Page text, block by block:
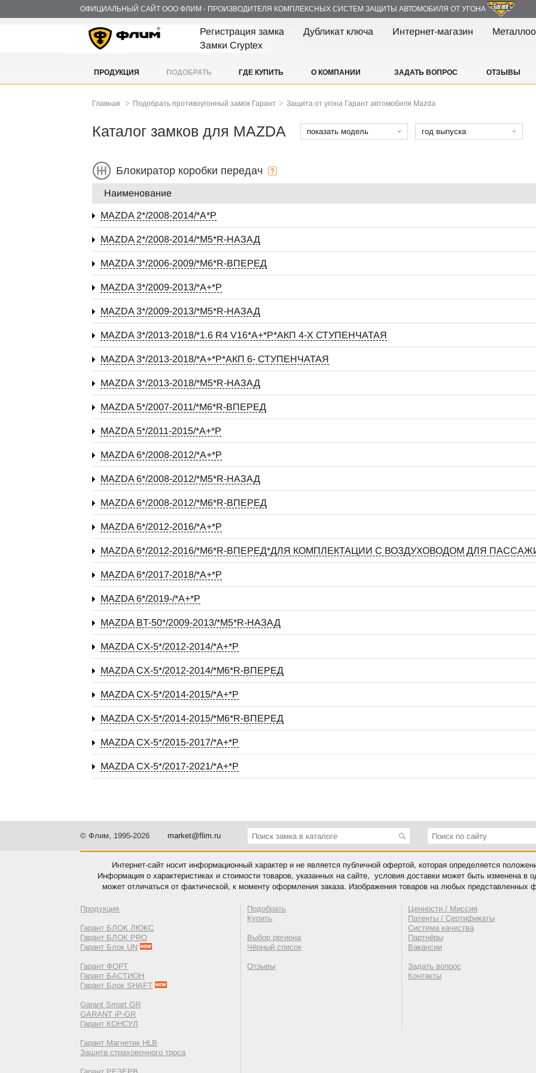
ОФИЦИАЛЬНЫЙ САЙТ ООО ФЛИМ - ПРОИЗВОДИТЕЛЯ КОМПЛЕКСНЫХ СИСТЕМ ЗАЩИТЫ АВТОМОБИЛЯ ОТ УГОНА
Регистрация замка Дубликат ключа Интернет-магазин
Замки Cryptex
ПРОДУКЦИЯ ПОДОБРАТЬ ГДЕ КУПИТЬ О КОМПАНИИ ЗАДАТЬ ВОПРОС ОТЗЫВЫ
Главная > Подобрать противоугонный замок Гарант > Защита от угона Гарант автомобиля Mazda
Каталог замков для MAZDA показать модель год выпуска
Блокиратор коробки передач
Наименование
MAZDA 2*/2008-2014/*А*P
MAZDA 2*/2008-2014/*М5*R-НАЗАД
MAZDA 3*/2006-2009/*М6*R-ВПЕРЕД
MAZDA 3*/2009-2013/*А+*P
MAZDA 3*/2009-2013/*М5*R-НАЗАД
MAZDA 3*/2013-2018/*1.6 R4 V16*А+*P*АКП 4-Х СТУПЕНЧАТАЯ
MAZDA 3*/2013-2018/*А+*P*АКП 6- СТУПЕНЧАТАЯ
MAZDA 3*/2013-2018/*М5*R-НАЗАД
MAZDA 5*/2007-2011/*М6*R-ВПЕРЕД
MAZDA 5*/2011-2015/*А+*P
MAZDA 6*/2008-2012/*А+*P
MAZDA 6*/2008-2012/*М5*R-НАЗАД
MAZDA 6*/2008-2012/*М6*R-ВПЕРЕД
MAZDA 6*/2012-2016/*А+*P
MAZDA 6*/2012-2016/*М6*R-ВПЕРЕД*ДЛЯ КОМПЛЕКТАЦИИ С ВОЗДУХОВОДОМ ДЛЯ
MAZDA 6*/2017-2018/*А+*P
MAZDA 6*/2019-/*А+*P
MAZDA BT-50*/2009-2013/*М5*R-НАЗАД
MAZDA CX-5*/2012-2014/*А+*P
MAZDA CX-5*/2012-2014/*М6*R-ВПЕРЕД
MAZDA CX-5*/2014-2015/*А+*P
MAZDA CX-5*/2014-2015/*М6*R-ВПЕРЕД
MAZDA CX-5*/2015-2017/*А+*P
MAZDA CX-5*/2017-2021/*А+*P
© Флим, 1995-2026 market@flim.ru
Интернет-сайт носит информационный характер и не является публичной офертой, которая определяется
Информация о характеристиках и стоимости товаров, указанных на сайте, условия доставки может быть изменена
может отличаться от фактической, к моменту оформления заказа. Изображения товаров на любых представленных
Продукция
Гарант БЛОК ЛЮКС
Гарант БЛОК PRO
Гарант Блок UN
Гарант ФОРТ
Гарант БАСТИОН
Гарант Блок SHAFT
Garant Smart GR
GARANT iP-GR
Гарант КОНСУЛ
Гарант Магнетик HLB
Защита страховочного троса
Подобрать
Купить
Выбор региона
Чёрный список
Отзывы
Ценности / Миссия
Патенты / Сертификаты
Система качества
Партнёры
Вакансии
Задать вопрос
Контакты